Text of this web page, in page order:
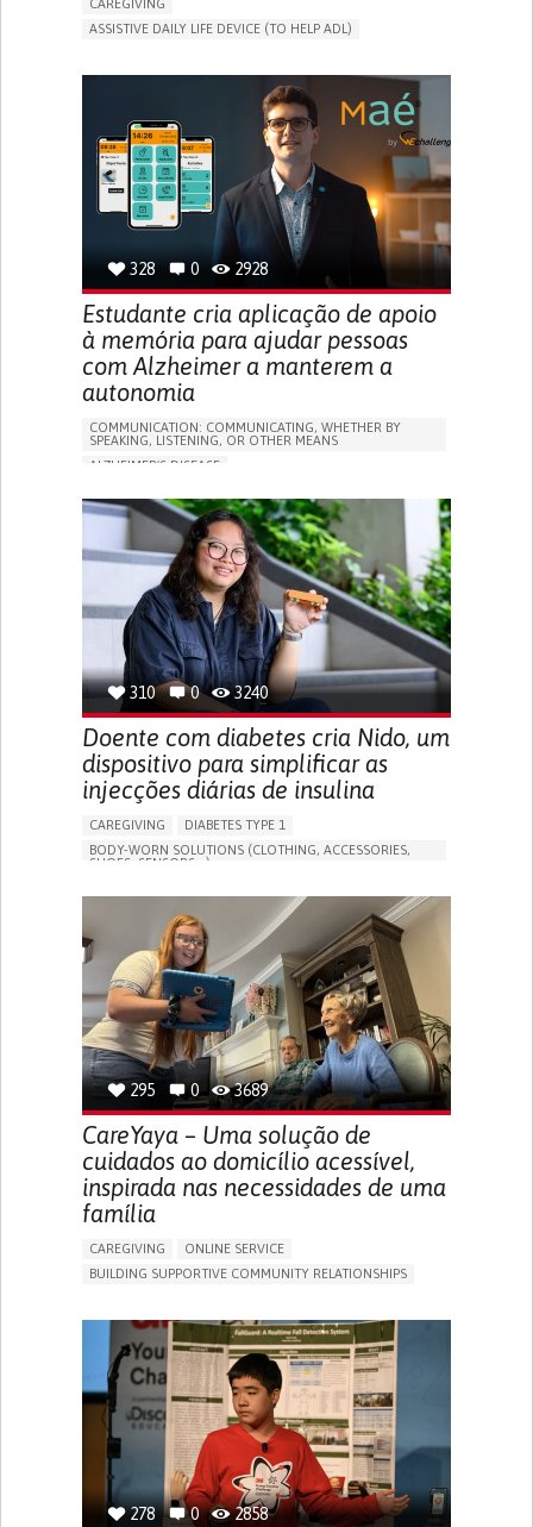
CAREGIVING
ASSISTIVE DAILY LIFE DEVICE (TO HELP ADL)
MAINTAINING BALANCE AND MOBILITY
PREVENTING (VACCINATION, PROTECTION, FALLS,
GENERAL AND FAMILY MEDICINE
CAREGIVER SUPPORT
UNITED STATES
328 0 2928
Estudante cria aplicação de apoio
à memória para ajudar pessoas
com Alzheimer a manterem a
autonomia
COMMUNICATION: COMMUNICATING, WHETHER BY
SPEAKING, LISTENING, OR OTHER MEANS
ALZHEIMER'S DISEASE
MEMORY LOSS
PROMOTING SELF-MANAGEMENT
MANAGING NEUROLOGICAL DISORDERS
CAREGIVING SUPPORT
GENERAL AND FAMILY MEDICINE
NEUROLOGY
FRANCE
310 0 3240
Doente com diabetes cria Nido, um
dispositivo para simplificar as
injecções diárias de insulina
CAREGIVING
DIABETES TYPE 1
BODY-WORN SOLUTIONS (CLOTHING, ACCESSORIES,
SHOES, SENSORS...)
295 0 3689
CareYaya – Uma solução de
cuidados ao domicílio acessível,
inspirada nas necessidades de uma
família
CAREGIVING
ONLINE SERVICE
BUILDING SUPPORTIVE COMMUNITY RELATIONSHIPS
GENERAL AND FAMILY MEDICINE
AGING
CAREGIVER SUPPORT
UNITED STATES
278 0 2858